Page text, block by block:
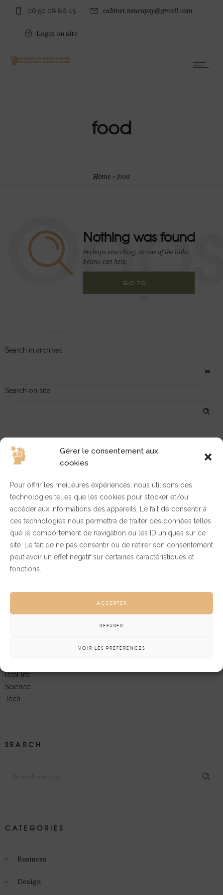
Gérer le consentement aux
cookies
Pour offrir les meilleures expériences, nous utilisons des
technologies telles que les cookies pour stocker et/ou
accéder aux informations des appareils. Le fait de consentir à
ces technologies nous permettra de traiter des données telles
que le comportement de navigation ou les ID uniques sur ce
site. Le fait de ne pas consentir ou de retirer son consentement
peut avoir un effet négatif sur certaines caractéristiques et
fonctions.
ACCEPTER
REFUSER
VOIR LES PRÉFÉRENCES
06 50 08 86 45 cabinet.neuropsy@gmail.com
Login on site
food
Home » food
Nothing was found
Perhaps searching, or one of the links
below, can help.
GO TO
Search in archives
Search on site
Archives
juin 2023
mai 2018
mai 2017
avril 2017
Catégories
Real life
Science
Tech
SEARCH
CATEGORIES
Business
Design